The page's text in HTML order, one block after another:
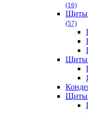
(16)
Щиты
(57)
Щиты
Щиты